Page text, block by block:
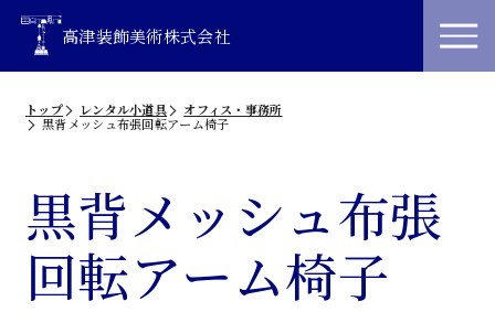
高津装飾美術株式会社
トップ レンタル小道具
オフィス・事務所
黒背メッシュ布張回転アーム椅子
黒背メッシュ布張
回転アーム椅子